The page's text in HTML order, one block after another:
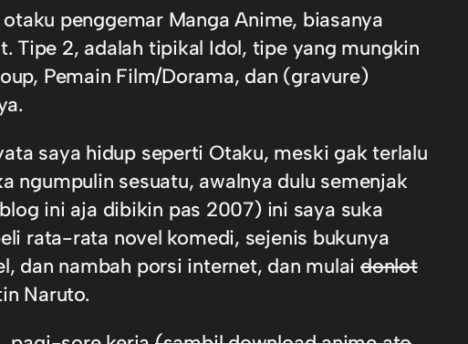
penggemar Manga Anime, biasanya
Tipe 2, adalah tipikal Idol, tipe yang mungkin
Pemain Film/Dorama, dan (gravure)
saya hidup seperti Otaku, meski gak terlalu
ngumpulin sesuatu, awalnya dulu semenjak
ini aja dibikin pas 2007) ini saya suka
rata-rata novel komedi, sejenis bukunya
dan nambah porsi internet, dan mulaidonlot
Naruto.